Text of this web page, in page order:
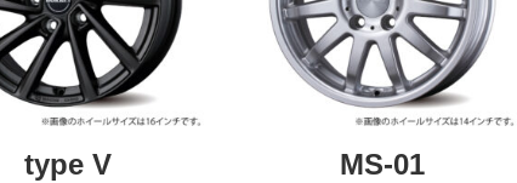
type V MS-01